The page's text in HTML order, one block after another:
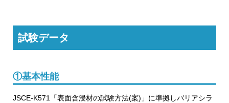
試験データ
①基本性能
JSCE-K571「表面含浸材の試験方法(案)」に準拠しバリアシラ